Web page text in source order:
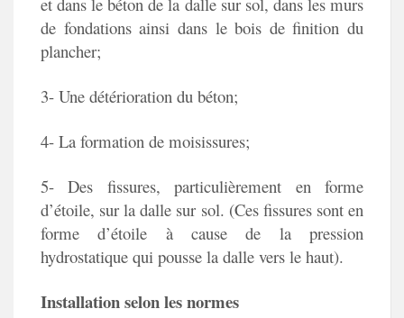
de fondations ainsi dans le bois de finition du
plancher;
3- Une détérioration du béton;
4- La formation de moisissures;
5- Des fissures, particulièrement en forme
d’étoile, sur la dalle sur sol. (Ces fissures sont en
forme d’étoile à cause de la pression
hydrostatique qui pousse la dalle vers le haut).
Installation selon les normes